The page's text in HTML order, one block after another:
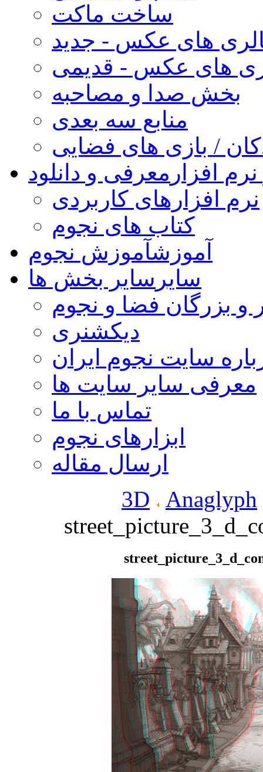
ساخت ماکت
های عکس - جدید
های عکس - قدیمی
بخش صدا و مصاحبه
منابع سه بعدی
/ بازی های فضایی
افزار معرفی و دانلود
نرم افزارهای کاربردی
کتاب های نجوم
آموزشآموزش نجوم
سایر سایر بخش ها
و بزرگان فضا و نجوم
دیکشنری
سایت نجوم ایران
معرفی سایر سایت ها
تماس با ما
ابزارهای نجوم
ارسال مقاله
3D
Anaglyph